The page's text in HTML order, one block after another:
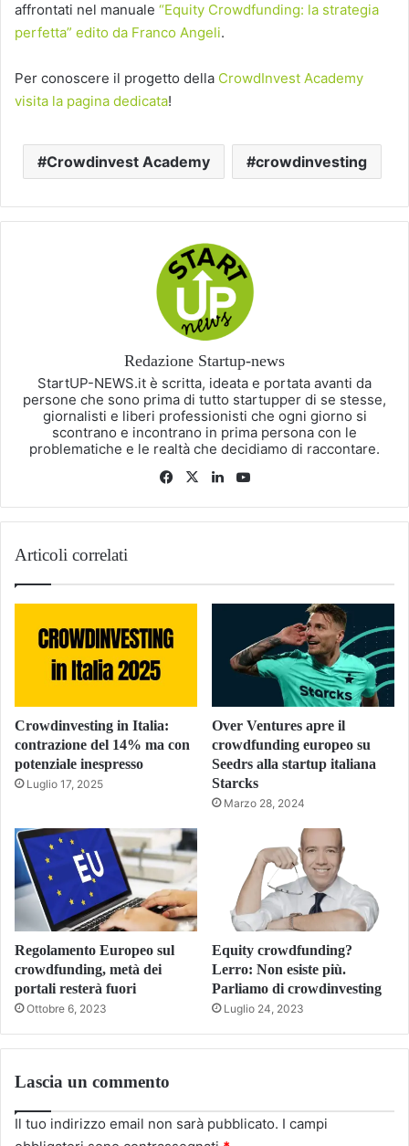
affrontati nel manuale “Equity Crowdfunding: la strategia
perfetta” edito da Franco Angeli.
Per conoscere il progetto della CrowdInvest Academy
visita la pagina dedicata!
Crowdinvest Academy crowdinvesting
Redazione Startup-news
StartUP-NEWS.it è scritta, ideata e portata avanti da
persone che sono prima di tutto startupper di se stesse,
giornalisti e liberi professionisti che ogni giorno si
scontrano e incontrano in prima persona con le
problematiche e le realtà che decidiamo di raccontare.
Facebook
X LinkedIn
Articoli correlati
Crowdinvesting in Italia:
contrazione del 14% ma con
potenziale inespresso
Luglio 17, 2025
Over Ventures apre il
crowdfunding europeo su
Seedrs alla startup italiana
Starcks
Marzo 28, 2024
Regolamento Europeo sul
crowdfunding, metà dei
portali resterà fuori
Ottobre 6, 2023
Equity crowdfunding?
Lerro: Non esiste più.
Parliamo di crowdinvesting
Luglio 24, 2023
Lascia un commento
Il tuo indirizzo email non sarà pubblicato. I campi